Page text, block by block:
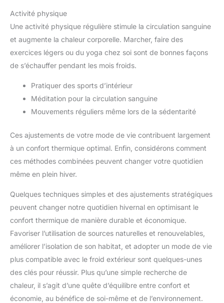
Activité physique
Une activité physique régulière stimule la circulation sanguine
et augmente la chaleur corporelle. Marcher, faire des
exercices légers ou du yoga chez soi sont de bonnes façons
de s’échauffer pendant les mois froids.
Pratiquer des sports d’intérieur
Méditation pour la circulation sanguine
Mouvements réguliers même lors de la sédentarité
Ces ajustements de votre mode de vie contribuent largement
à un confort thermique optimal. Enfin, considérons comment
ces méthodes combinées peuvent changer votre quotidien
même en plein hiver.
Quelques techniques simples et des ajustements stratégiques
peuvent changer notre quotidien hivernal en optimisant le
confort thermique de manière durable et économique.
Favoriser l’utilisation de sources naturelles et renouvelables,
améliorer l’isolation de son habitat, et adopter un mode de vie
plus compatible avec le froid extérieur sont quelques-unes
des clés pour réussir. Plus qu’une simple recherche de
chaleur, il s’agit d’une quête d’équilibre entre confort et
économie, au bénéfice de soi-même et de l’environnement.